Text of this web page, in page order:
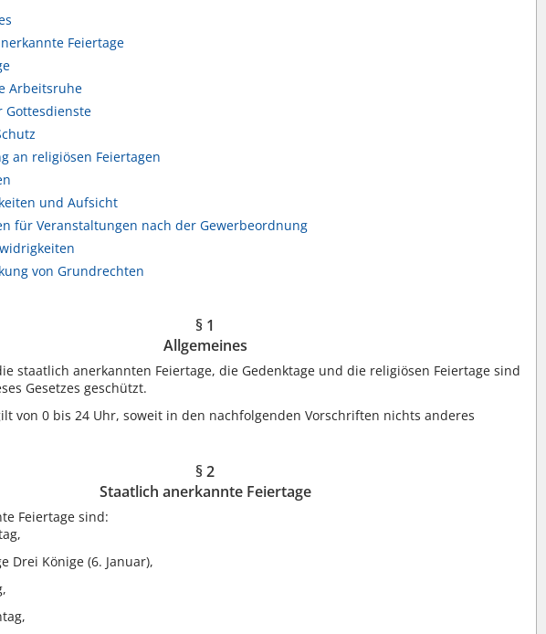
Feiertage
Arbeitsruhe
Gottesdienste
an religiösen Feiertagen
und Aufsicht
für Veranstaltungen nach der Gewerbeordnung
von Grundrechten
§ 1
Allgemeines
staatlich anerkannten Feiertage, die Gedenktage und die religiösen Feiertage sind
Gesetzes geschützt.
von 0 bis 24 Uhr, soweit in den nachfolgenden Vorschriften nichts anderes
§ 2
Staatlich anerkannte Feiertage
Feiertage sind:
Drei Könige (6. Januar),